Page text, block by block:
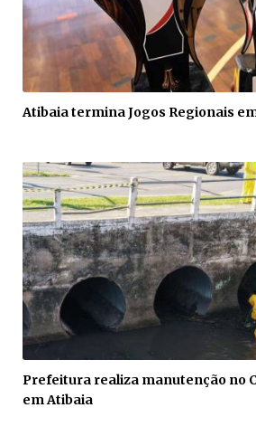
Atibaia termina Jogos Regionais
Prefeitura realiza manutenção no
em Atibaia